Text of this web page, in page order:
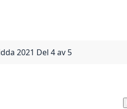
2021 Del 4 av 5